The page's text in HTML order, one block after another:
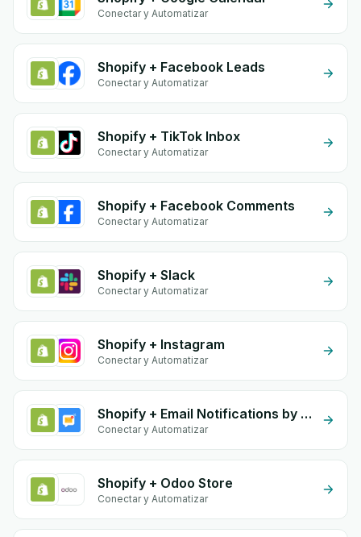
Conectar y Automatizar
Shopify + Facebook Leads
Conectar y Automatizar
Shopify + TikTok Inbox
Conectar y Automatizar
Shopify + Facebook Comments
Conectar y Automatizar
Shopify + Slack
Conectar y Automatizar
Shopify + Instagram
Conectar y Automatizar
Shopify + Email Notifications by eGrow
Conectar y Automatizar
Shopify + Odoo Store
Conectar y Automatizar